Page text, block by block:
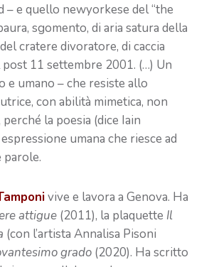
– e quello newyorkese del “the
sgomento, di aria satura della
cratere divoratore, di caccia
post 11 settembre 2001. (…) Un
e umano – che resiste allo
con abilità mimetica, non
la poesia (dice Iain
umana che riesce ad
parole.
vive e lavora a Genova. Ha
attigue (2011), la plaquette Il
(con l’artista Annalisa Pisoni
grado (2020). Ha scritto